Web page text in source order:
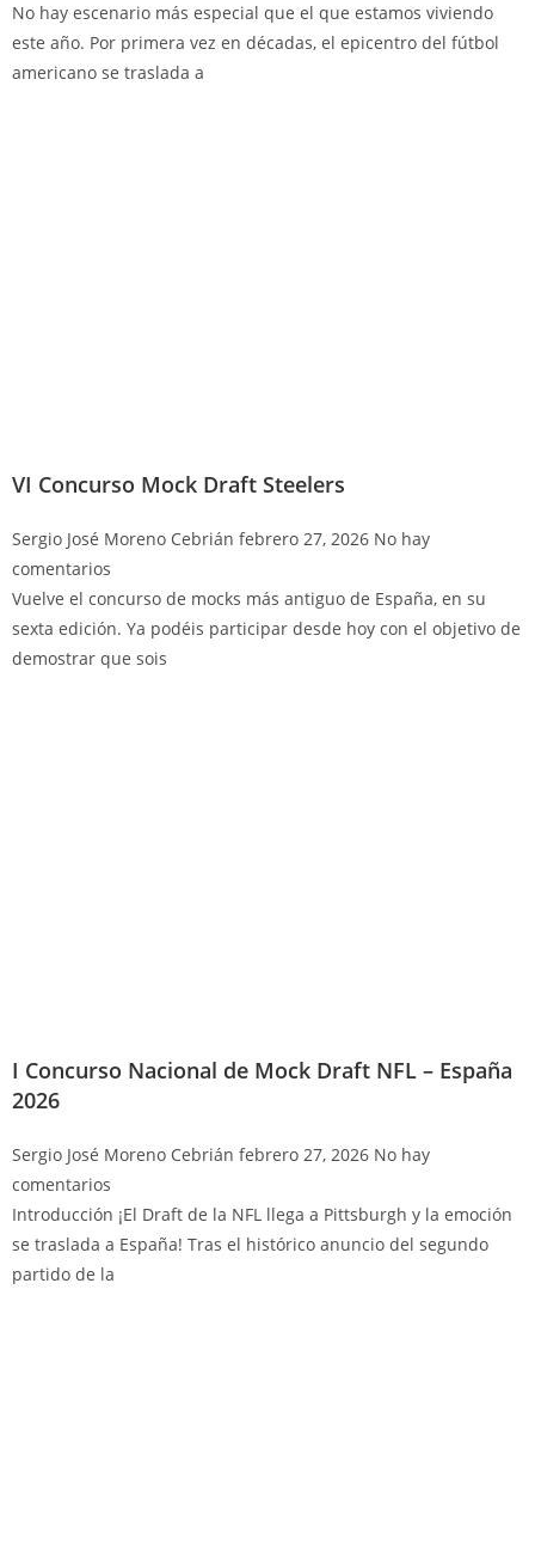
No hay escenario más especial que el que estamos viviendo
este año. Por primera vez en décadas, el epicentro del fútbol
americano se traslada a
VI Concurso Mock Draft Steelers
Sergio José Moreno Cebrián febrero 27, 2026 No hay
comentarios
Vuelve el concurso de mocks más antiguo de España, en su
sexta edición. Ya podéis participar desde hoy con el objetivo de
demostrar que sois
I Concurso Nacional de Mock Draft NFL – España
2026
Sergio José Moreno Cebrián febrero 27, 2026 No hay
comentarios
Introducción ¡El Draft de la NFL llega a Pittsburgh y la emoción
se traslada a España! Tras el histórico anuncio del segundo
partido de la